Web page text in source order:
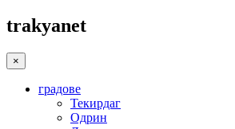
trakyanet
×
градове
Текирдаг
Одрин